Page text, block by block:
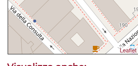
Leaflet